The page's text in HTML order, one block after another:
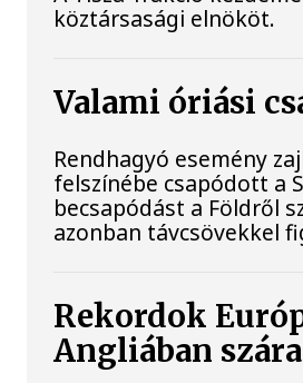
köztársasági elnököt.
Valami óriási
Rendhagyó esemény
felszínébe csapódott a
becsapódást a Földről
azonban távcsövekkel
Rekordok
Angliában